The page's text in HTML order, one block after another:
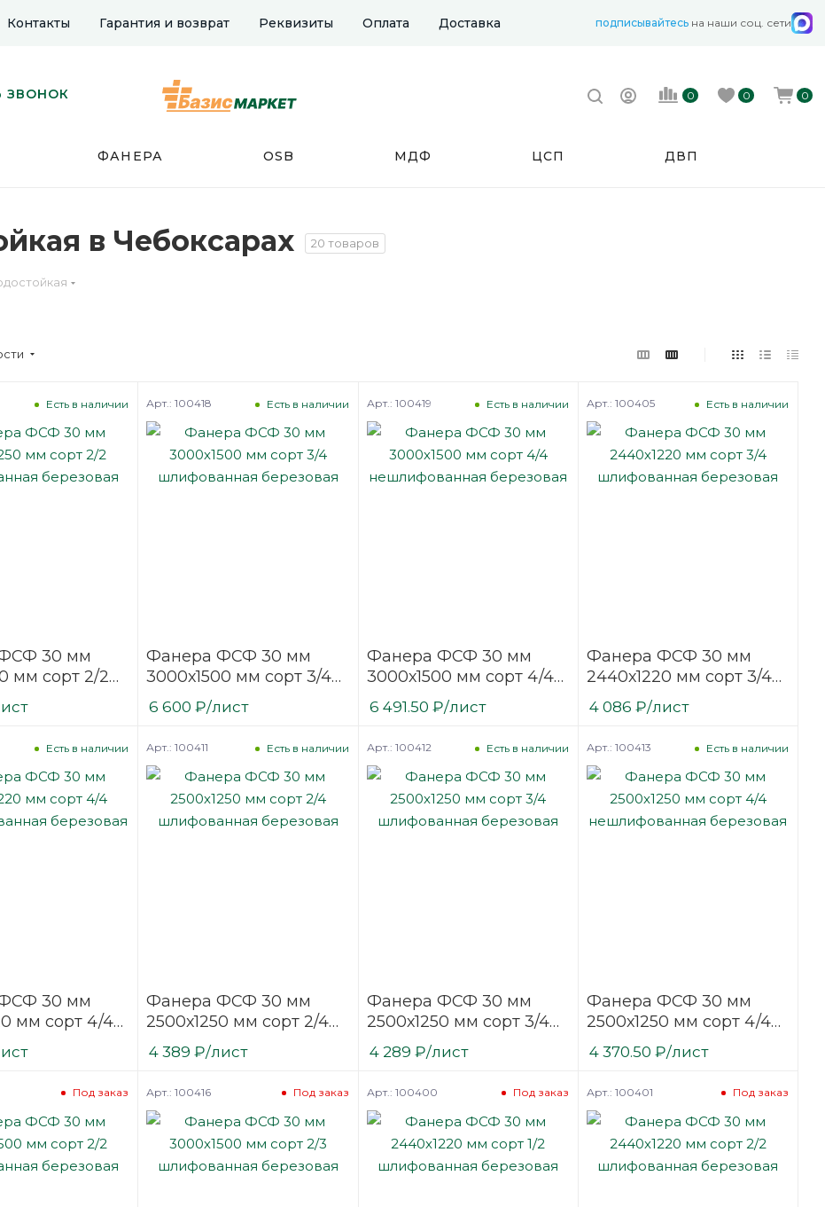
Контакты Гарантия и возврат Реквизиты Оплата Доставка подписывайтесь на наши соц. сети
ЗВОНОК 0 0 0
ФАНЕРА OSB МДФ ЦСП ДВП
в Чебоксарах 20 товаров
30 мм
мм сорт 2/2
Есть в наличии
Фанера ФСФ 30 мм
3000х1500 мм сорт 3/4
шлифованная
березовая
Есть в наличии
Арт.: 100418
6 600 ₽/лист
Фанера ФСФ 30 мм
3000х1500 мм сорт 4/4
нешлифованная
березовая
Есть в наличии
Арт.: 100419
6 491.50 ₽/лист
Фанера ФСФ 30 мм
2440х1220 мм сорт 3/4
шлифованная
березовая
Есть в наличии
Арт.: 100405
4 086 ₽/лист
30 мм
мм сорт 4/4
Есть в наличии
Фанера ФСФ 30 мм
2500х1250 мм сорт 2/4
шлифованная
березовая
Есть в наличии
Арт.: 100411
4 389 ₽/лист
Фанера ФСФ 30 мм
2500х1250 мм сорт 3/4
шлифованная
березовая
Есть в наличии
Арт.: 100412
4 289 ₽/лист
Фанера ФСФ 30 мм
2500х1250 мм сорт 4/4
нешлифованная
березовая
Есть в наличии
Арт.: 100413
4 370.50 ₽/лист
Под заказ Под заказ
Арт.: 100416 Под заказ
Арт.: 100400 Под заказ
Арт.: 100401